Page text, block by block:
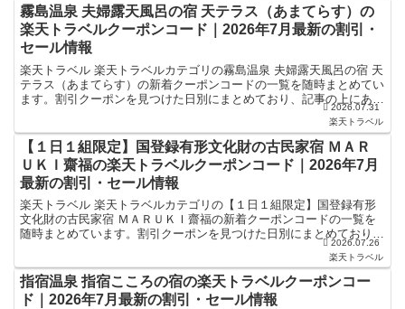
霧島温泉 夫婦露天風呂の宿 天テラス（あまてらす）の
楽天トラベルクーポンコード｜2026年7月最新の割引・
セール情報
楽天トラベル 楽天トラベルカテゴリの霧島温泉 夫婦露天風呂の宿 天
テラス（あまてらす）の新着クーポンコードの一覧を随時まとめてい
ます。割引クーポンを見つけた日別にまとめており、記事の上にある
ものが最新の割引クーポンになります。ホテル・旅館宿...
2026.07.31
楽天トラベル
【１日１組限定】国登録有形文化財の古民家宿 ＭＡＲ
ＵＫＩ齋福の楽天トラベルクーポンコード｜2026年7月
最新の割引・セール情報
楽天トラベル 楽天トラベルカテゴリの【１日１組限定】国登録有形
文化財の古民家宿 ＭＡＲＵＫＩ齋福の新着クーポンコードの一覧を
随時まとめています。割引クーポンを見つけた日別にまとめており、
記事の上にあるものが最新の割引クーポンになります。ホテ...2026.07.26
楽天トラベル
指宿温泉 指宿こころの宿の楽天トラベルクーポンコー
ド｜2026年7月最新の割引・セール情報